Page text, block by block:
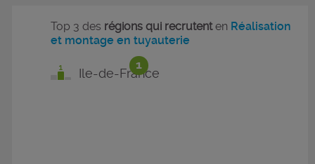
1
Top 3 des régions qui recrutenten Réalisation
et montage en tuyauterie
Ile-de-France